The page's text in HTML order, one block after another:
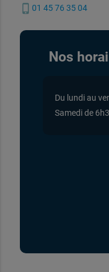
phone_iphone 01 45 76 35 04
Nos
Du lundi au
Samedi de